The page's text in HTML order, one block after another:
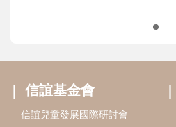
信誼基金會
信誼兒童發展國際研討會